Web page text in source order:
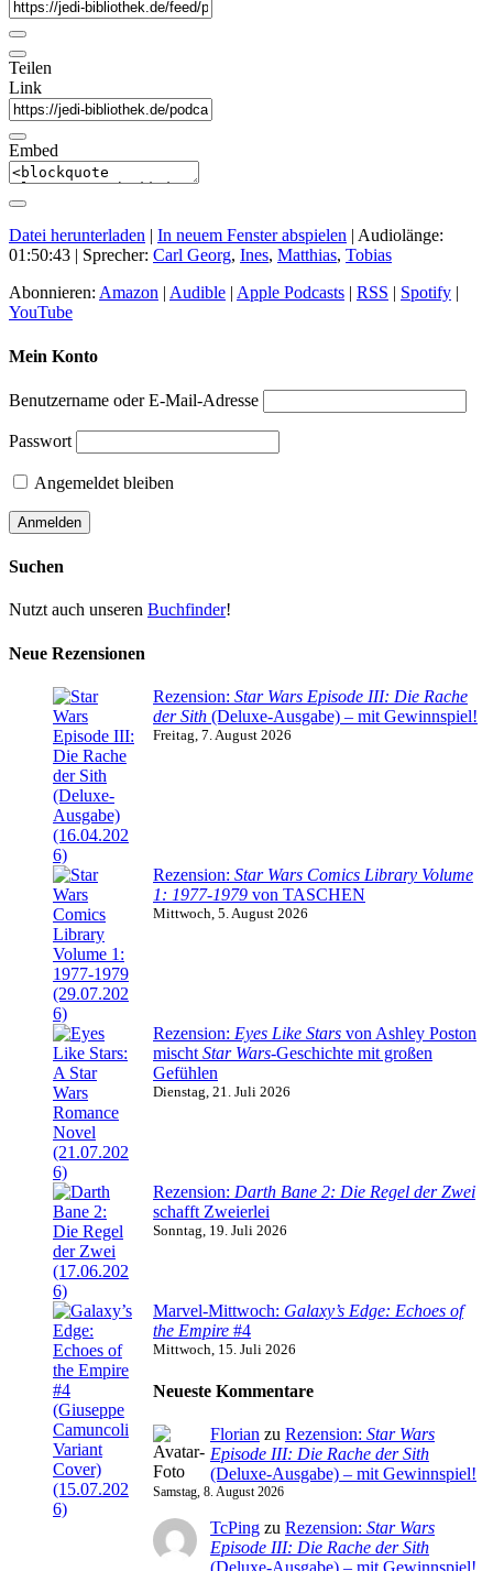
Teilen
Link
Embed
Datei herunterladen | In neuem Fenster abspielen | Audiolänge:
01:50:43 | Sprecher: Carl Georg, Ines, Matthias, Tobias
Abonnieren: Amazon | Audible | Apple Podcasts | RSS | Spotify |
YouTube
Mein Konto
Benutzername oder E-Mail-Adresse
Passwort
Angemeldet bleiben
Suchen
Nutzt auch unseren Buchfinder!
Neue Rezensionen
Rezension: Star Wars Episode III: Die Rache
der Sith (Deluxe-Ausgabe) – mit Gewinnspiel!
Freitag, 7. August 2026
Rezension: Star Wars Comics Library Volume
1: 1977-1979 von TASCHEN
Mittwoch, 5. August 2026
Rezension: Eyes Like Stars von Ashley Poston
mischt Star Wars-Geschichte mit großen
Gefühlen
Dienstag, 21. Juli 2026
Rezension: Darth Bane 2: Die Regel der Zwei
schafft Zweierlei
Sonntag, 19. Juli 2026
Marvel-Mittwoch: Galaxy’s Edge: Echoes of
the Empire #4
Mittwoch, 15. Juli 2026
Neueste Kommentare
Florian zu Rezension: Star Wars
Episode III: Die Rache der Sith
(Deluxe-Ausgabe) – mit Gewinnspiel!
Samstag, 8. August 2026
TcPing zu Rezension: Star Wars
Episode III: Die Rache der Sith